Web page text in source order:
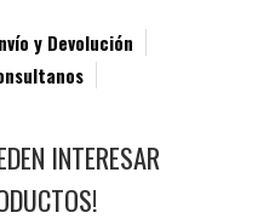
y Devolución
INTERESAR